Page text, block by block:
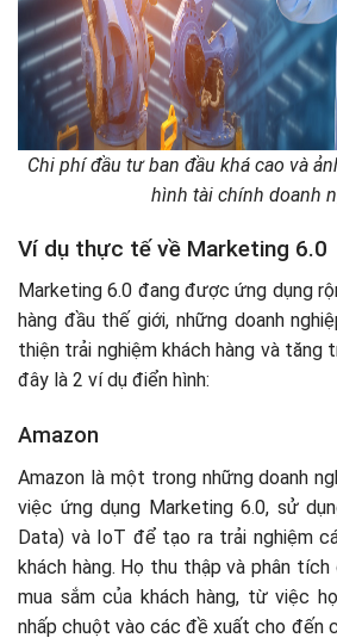
Chi phí đầu tư ban đầu khá cao và
hình tài chính doanh
Ví dụ thực tế về Marketing 6.0
Marketing 6.0 đang được ứng dụng
hàng đầu thế giới, những doanh
thiện trải nghiệm khách hàng và tăng
đây là 2 ví dụ điển hình:
Amazon
Amazon là một trong những doanh
việc ứng dụng Marketing 6.0, sử
Data) và IoT để tạo ra trải nghiệm
khách hàng. Họ thu thập và phân
mua sắm của khách hàng, từ việc
nhấp chuột vào các đề xuất cho đến